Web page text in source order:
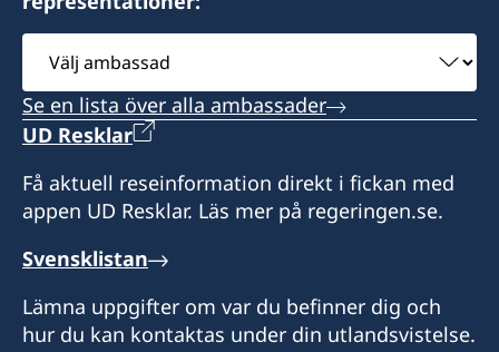
Välj
ambassad
Se en lista över alla ambassader
UD Resklar
Få aktuell reseinformation direkt i fickan med
appen UD Resklar. Läs mer på regeringen.se.
Svensklistan
Lämna uppgifter om var du befinner dig och
hur du kan kontaktas under din utlandsvistelse.